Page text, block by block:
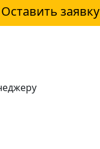
Оставить заявку